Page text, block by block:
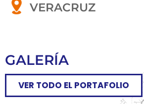
VERACRUZ
GALERÍA
VER TODO EL PORTAFOLIO